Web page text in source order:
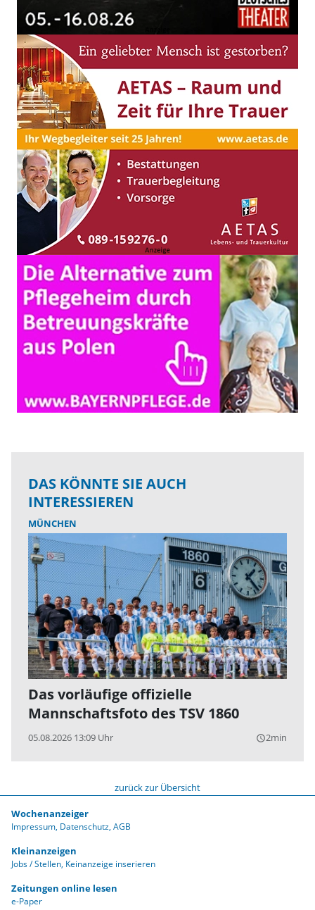
DAS KÖNNTE SIE AUCH
INTERESSIEREN
MÜNCHEN
Das vorläufige offizielle
Mannschaftsfoto des TSV 1860
05.08.2026 13:09 Uhr query_builder2min
zurück zur Übersicht
Wochenanzeiger
Impressum Datenschutz AGB
Kleinanzeigen
Jobs / Stellen Keinanzeige inserieren
Zeitungen online lesen
e-Paper